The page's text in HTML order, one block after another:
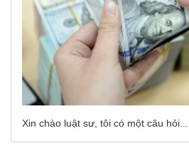
Xin chào luật sư, tôi có một câu hỏi...